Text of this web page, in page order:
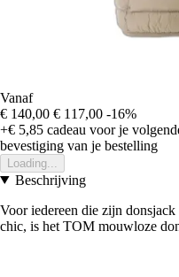
Vanaf
€ 140,00 € 117,00 -16%
+€ 5,85 cadeau voor je
bevestiging van je bestelling
Loading...
Beschrijving
Voor iedereen die zijn
chic, is het TOM mouwloze